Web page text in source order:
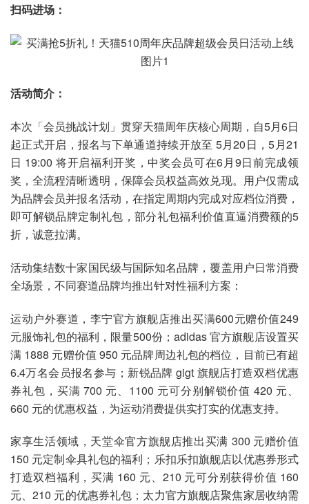
扫码进场：
活动简介：
本次「会员挑战计划」贯穿天猫周年庆核心周期，自5月6日
起正式开启，报名与下单通道持续开放至 5月20日，5月21
日 19:00 将开启福利开奖，中奖会员可在6月9日前完成领
奖，全流程清晰透明，保障会员权益高效兑现。用户仅需成
为品牌会员并报名活动，在指定周期内完成对应档位消费，
即可解锁品牌定制礼包，部分礼包福利价值直逼消费额的5
折，诚意拉满。
活动集结数十家国民级与国际知名品牌，覆盖用户日常消费
全场景，不同赛道品牌均推出针对性福利方案：
运动户外赛道，李宁官方旗舰店推出买满600元赠价值249
元服饰礼包的福利，限量500份；adidas 官方旗舰店设置买
满 1888 元赠价值 950 元品牌周边礼包的档位，目前已有超
6.4万名会员报名参与；新锐品牌 gigt 旗舰店打造双档优惠
券礼包，买满 700 元、1100 元可分别解锁价值 420 元、
660 元的优惠权益，为运动消费提供实打实的优惠支持。
家享生活领域，天堂伞官方旗舰店推出买满 300 元赠价值
150 元定制伞具礼包的福利；乐扣乐扣旗舰店以优惠券形式
打造双档福利，买满 160 元、210 元可分别获得价值 160
元、210 元的优惠券礼包；太力官方旗舰店聚焦家居收纳需